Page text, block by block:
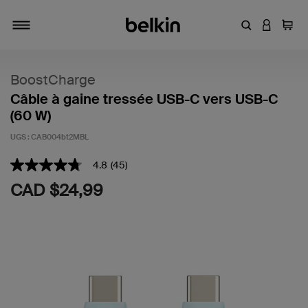
Entrez un
BoostCharge
Câble à gaine tressée USB-C vers USB-C
(60 W)
UGS : CAB004bt2MBL
5 sur 5 (avis clients)
4.8
étoiles
sur
4.8 (45)
CAD $24,99